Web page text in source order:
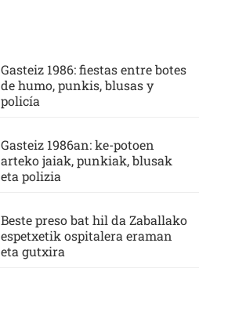
Gasteiz 1986: fiestas entre botes
de humo, punkis, blusas y
policía
Gasteiz 1986an: ke-potoen
arteko jaiak, punkiak, blusak
eta polizia
Beste preso bat hil da Zaballako
espetxetik ospitalera eraman
eta gutxira